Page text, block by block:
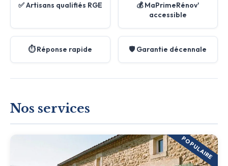
✅ Artisans qualifiés RGE
💰 MaPrimeRénov'
accessible
⏱️ Réponse rapide 🛡️ Garantie décennale
Nos services
POPULAIRE